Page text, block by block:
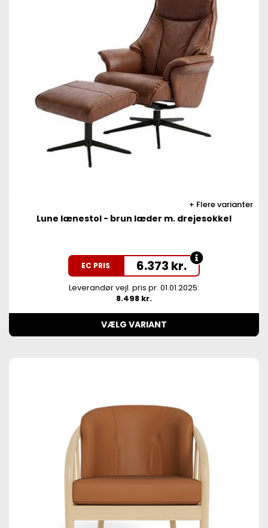
Flere varianter
Lune lænestol - brun læder m. drejesokkel
EC PRIS 6.373 kr.
Leverandør vejl. pris pr. 01.01.2025:
8.498 kr.
VÆLG VARIANT